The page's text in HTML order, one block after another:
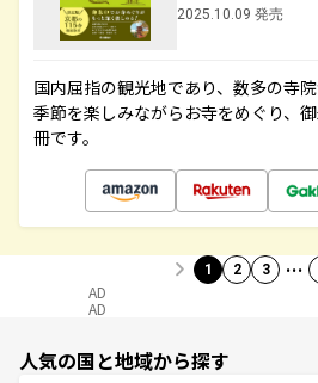
2025.10.09 発売
国内屈指の観光地であり、数多の寺
季節を楽しみながらお寺をめぐり、
冊です。
1 2 3 …
AD
AD
人気の国と地域から探す